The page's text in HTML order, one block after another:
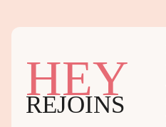
HEY
REJOINS